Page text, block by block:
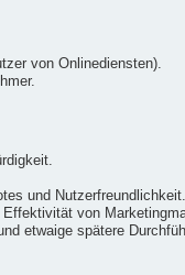
von Onlinediensten).
und Nutzerfreundlichkeit.
von
etwaige spätere